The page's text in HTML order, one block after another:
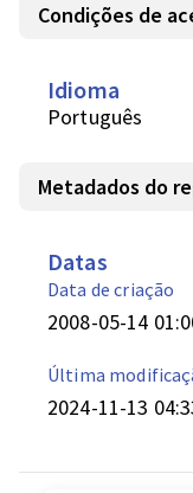
Condições de
Idioma
Português
Metadados do
Datas
Data de criação
2008-05-14
Última
2024-11-13